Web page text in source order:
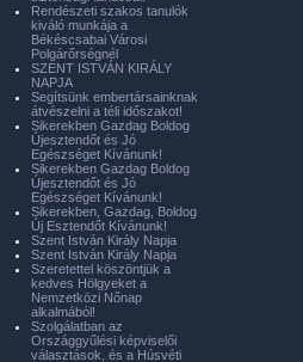
Rendészeti szakos tanulók
kiváló munkája a
Békéscsabai Városi
Polgárőrségnél
SZENT ISTVÁN KIRÁLY
NAPJA
Segítsünk embertársainknak
átvészelni a téli időszakot!
Sikerekben Gazdag Boldog
Újesztendőt és Jó
Egészséget Kívánunk!
Sikerekben Gazdag Boldog
Újesztendőt és Jó
Egészséget Kívánunk!
Sikerekben, Gazdag, Boldog
Új Esztendőt Kívánunk!
Szent István Király Napja
Szent István Király Napja
Szeretettel köszöntjük a
kedves Hölgyeket a
Nemzetközi Nőnap
alkalmából!
Szolgálatban az
Országgyűlési képviselői
választások, és a Húsvéti